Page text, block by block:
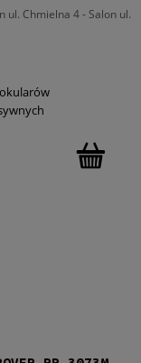
ul. Chmielna 4 - Salon ul.